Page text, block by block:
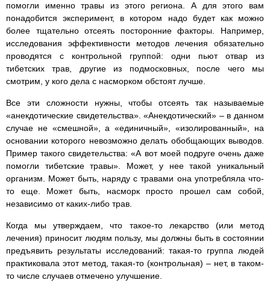
помогли именно травы из этого региона. А для этого вам
понадобится эксперимент, в котором надо будет как можно
более тщательно отсеять посторонние факторы. Например,
исследования эффективности методов лечения обязательно
проводятся с контрольной группой: одни пьют отвар из
тибетских трав, другие из подмосковных, после чего мы
смотрим, у кого дела с насморком обстоят лучше.
Все эти сложности нужны, чтобы отсеять так называемые
«анекдотические свидетельства». «Анекдотический» – в данном
случае не «смешной», а «единичный», «изолированный», на
основании которого невозможно делать обобщающих выводов.
Пример такого свидетельства: «А вот моей подруге очень даже
помогли тибетские травы». Может, у нее такой уникальный
организм. Может быть, наряду с травами она употребляла что-
то еще. Может быть, насморк просто прошел сам собой,
независимо от каких-либо трав.
Когда мы утверждаем, что такое-то лекарство (или метод
лечения) приносит людям пользу, мы должны быть в состоянии
предъявить результаты исследований: такая-то группа людей
практиковала этот метод, такая-то (контрольная) – нет, в таком-
то числе случаев отмечено улучшение.